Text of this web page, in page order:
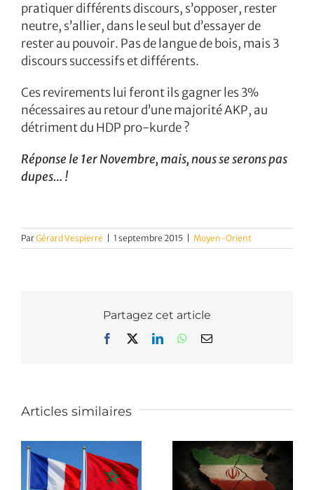
pratiquer différents discours, s’opposer, rester
neutre, s’allier, dans le seul but d’essayer de
rester au pouvoir. Pas de langue de bois, mais 3
discours successifs et différents.
Ces revirements lui feront ils gagner les 3%
nécessaires au retour d’une majorité AKP, au
détriment du HDP pro-kurde ?
Réponse le 1er Novembre, mais, nous se serons pas
dupes… !
ParGérard Vespierre 1 septembre 2015 Moyen-Orient
Partagez cet article
Facebook LinkedInWhatsApp
Email
Articles similaires